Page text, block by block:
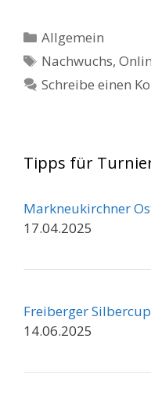
Kategorien
Allgemein
Schlagwörter
Nachwuchs,
Schreibe einen
Tipps für
Markneukirchner
17.04.2025
Freiberger Silbercup
14.06.2025